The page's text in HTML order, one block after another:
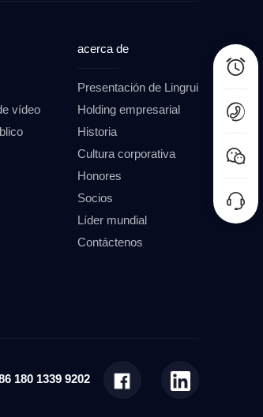
vídeo
acerca de
Presentación de Lingrui
Holding empresarial
Historia
Cultura corporativa
Honores
Socios
Líder mundial
Contáctenos
180 1339 9202